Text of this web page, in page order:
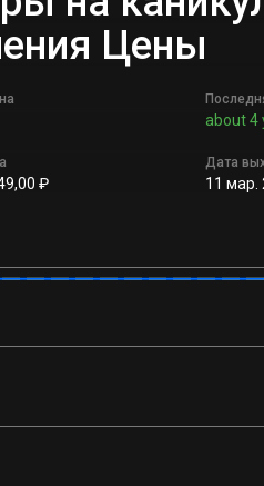
Цены
₽
about 4
Дата
11 мар.